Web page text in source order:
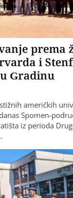
prema
i
Gradinu
američkih
Spomen-
iz perioda